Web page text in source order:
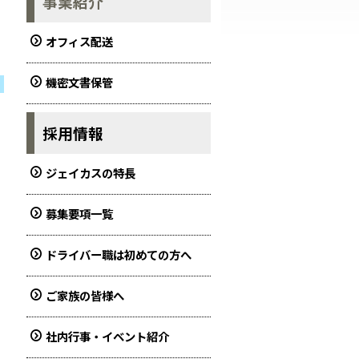
オフィス配送
機密文書保管
採用情報
ジェイカスの特長
募集要項一覧
ドライバー職は初めての方へ
ご家族の皆様へ
社内行事・イベント紹介